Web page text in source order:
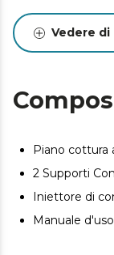
Vedere di
Piano cottura
2 Supporti
Iniettore di
Manuale